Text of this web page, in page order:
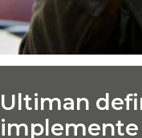
Ultiman
implemente